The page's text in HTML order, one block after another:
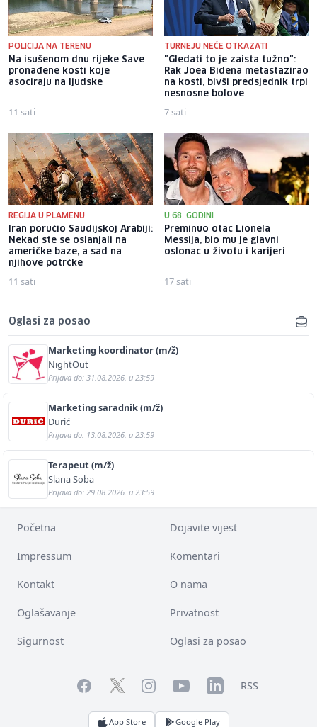
POLICIJA NA TERENU
Na isušenom dnu rijeke Save
pronađene kosti koje
asociraju na ljudske
11 sati
TURNEJU NEĆE OTKAZATI
"Gledati to je zaista tužno":
Rak Joea Bidena metastazirao
na kosti, bivši predsjednik trpi
nesnosne bolove
7 sati
REGIJA U PLAMENU
Iran poručio Saudijskoj Arabiji:
Nekad ste se oslanjali na
američke baze, a sad na
njihove potrčke
11 sati
U 68. GODINI
Preminuo otac Lionela
Messija, bio mu je glavni
oslonac u životu i karijeri
17 sati
Oglasi za posao
Marketing koordinator (m/ž)
NightOut
Prijava do: 31.08.2026. u 23:59
Marketing saradnik (m/ž)
Đurić
Prijava do: 13.08.2026. u 23:59
Terapeut (m/ž)
Slana Soba
Prijava do: 29.08.2026. u 23:59
Početna Dojavite vijest
Impressum Komentari
Kontakt O nama
Oglašavanje Privatnost
Sigurnost Oglasi za posao
FacebookTwitterInstagramYouTubeLinkedInRSS
App Store Google Play